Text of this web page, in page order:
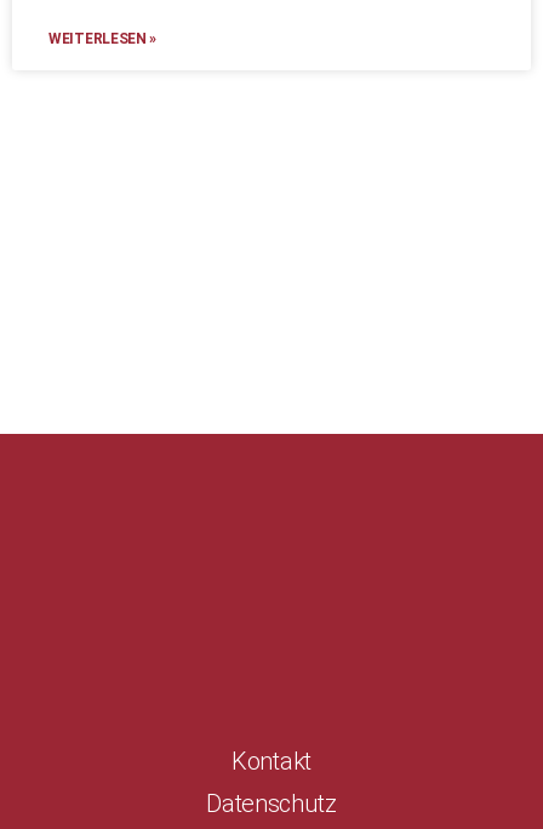
WEITERLESEN »
Kontakt
Datenschutz